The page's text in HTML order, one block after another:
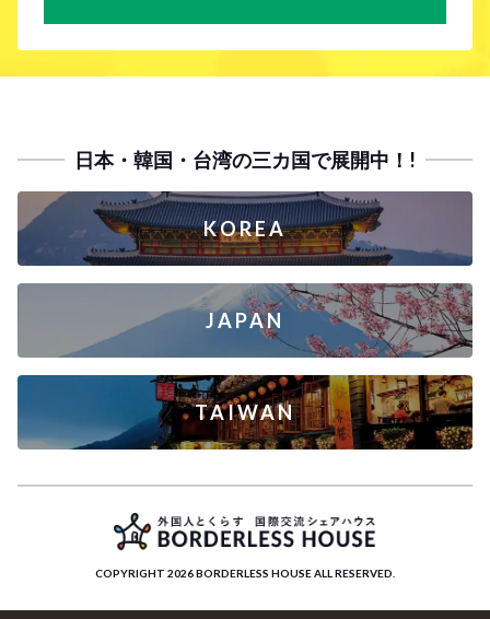
日本・韓国・台湾の三カ国で展開中！!
KOREA
JAPAN
TAIWAN
COPYRIGHT 2026 BORDERLESS HOUSE ALL RESERVED.